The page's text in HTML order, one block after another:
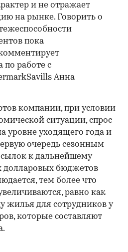
и не отражает
на рынке. Говорить о
пока
по работе с
Анна
компании, при условии
ситуации, спрос
уровне уходящего года и
очередь сезонным
к дальнейшему
долларовых бюджетов
тем более что
равно как
жилья для сотрудников у
которые составляют